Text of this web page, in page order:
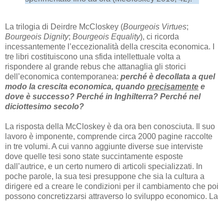
La trilogia di Deirdre McCloskey (Bourgeois Virtues;
Bourgeois Dignity; Bourgeois Equality), ci ricorda
incessantemente l’eccezionalità della crescita economica. I
tre libri costituiscono una sfida intellettuale volta a
rispondere al grande rebus che attanaglia gli storici
dell’economica contemporanea: perché è decollata a quel
modo la crescita economica, quando precisamente e
dove è successo? Perché in Inghilterra? Perché nel
diciottesimo secolo?
La risposta della McCloskey è da ora ben conosciuta. Il suo
lavoro è imponente, comprende circa 2000 pagine raccolte
in tre volumi. A cui vanno aggiunte diverse sue interviste
dove quelle tesi sono state succintamente esposte
dall’autrice, e un certo numero di articoli specializzati. In
poche parole, la sua tesi presuppone che sia la cultura a
dirigere ed a creare le condizioni per il cambiamento che poi
possono concretizzarsi attraverso lo sviluppo economico. La